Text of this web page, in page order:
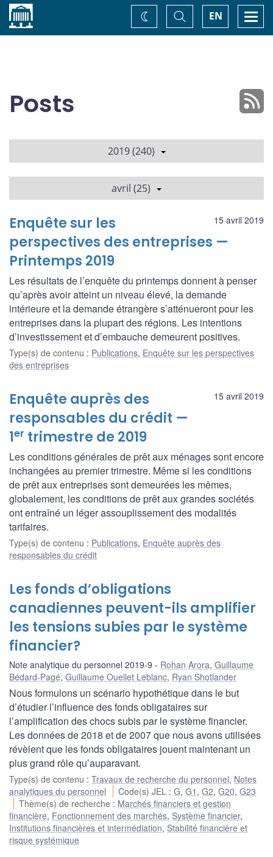
Accueil EN
Basculer
la
recherche
Changez
de
Posts
2019 (240)
avril (25)
15 avril 2019
Enquête sur les
perspectives des entreprises —
Printemps 2019
Les résultats de l’enquête du printemps donnent à penser
qu’après avoir atteint un niveau élevé, la demande
intérieure et la demande étrangère s’atténueront pour les
entreprises dans la plupart des régions. Les intentions
d’investissement et d’embauche demeurent positives.
Type(s) de contenu : Publications, Enquête sur les perspectives
des entreprises
15 avril 2019
Enquête auprès des
responsables du crédit —
1er trimestre de 2019
Les conditions générales de prêt aux ménages sont encore
inchangées au premier trimestre. Même si les conditions
de prêt aux entreprises sont demeurées les mêmes,
globalement, les conditions de prêt aux grandes sociétés
ont entraîné un léger assouplissement des modalités
tarifaires.
Type(s) de contenu : Publications, Enquête auprès des
responsables du crédit
Les fonds d’obligations
canadiennes peuvent-ils amplifier
les tensions subies par le système
financier?
Note analytique du personnel 2019-9 Rohan Arora, Guillaume
Bédard-Pagé, Guillaume Ouellet Leblanc, Ryan Shotlander
Nous formulons un scénario hypothétique dans le but
d’étudier l’influence des fonds obligataires sur
l’amplification des chocs subis par le système financier.
Les données de 2018 et de 2007 que nous avons utilisées
révèlent que les fonds obligataires jouent maintenant un
plus grand rôle qu’auparavant.
Type(s) de contenu : Travaux de recherche du personnel, Notes
analytiques du personnel
Code(s) JEL :G,G1 ,G2,G20,G23
Thème(s) de recherche : Marchés financiers et gestion
financière, Fonctionnement des marchés, Système financier,
Institutions financières et intermédiation, Stabilité financière et
risque systémique